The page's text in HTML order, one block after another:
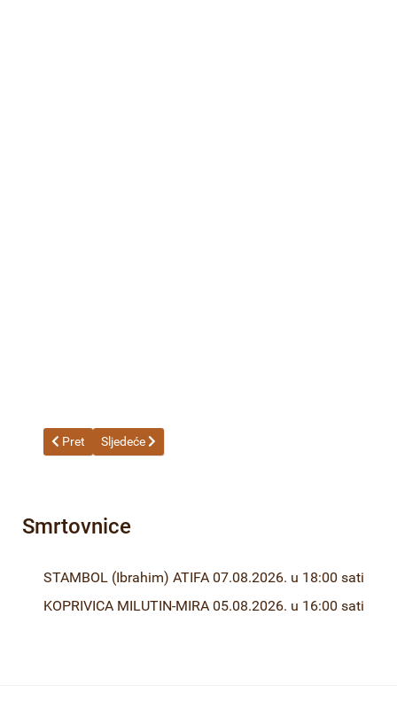
Prethodni članak: 20-23-1 Odluka o izboru najpovoljnijeg
Pret Sljedeći članak: 26-23 Odluka o izboru najpovoljnijeg
Sljedeće
Smrtovnice
STAMBOL (Ibrahim) ATIFA 07.08.2026. u 18:00 sati
KOPRIVICA MILUTIN-MIRA 05.08.2026. u 16:00 sati